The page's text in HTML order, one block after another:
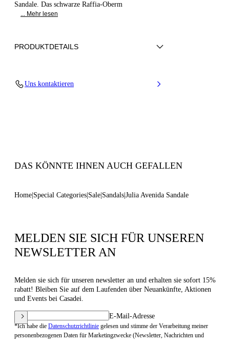
Sandale. Das schwarze Raffia-Oberm
... Mehr lesen
PRODUKTDETAILS
Uns kontaktieren
DAS KÖNNTE IHNEN AUCH GEFALLEN
Home Special Categories Sale Sandals Julia Avenida Sandale
MELDEN SIE SICH FÜR UNSEREN
NEWSLETTER AN
Melden sie sich für unseren newsletter an und erhalten sie sofort 15%
rabatt! Bleiben Sie auf dem Laufenden über Neuankünfte, Aktionen
und Events bei Casadei.
E-Mail-Adresse
*Ich habe die Datenschutzrichtlinie gelesen und stimme der Verarbeitung meiner
personenbezogenen Daten für Marketingzwecke (Newsletter, Nachrichten und